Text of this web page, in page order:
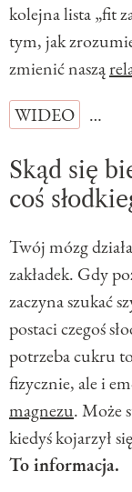
kolejna lista „fit
tym, jak
zmienić naszą
WIDEO
…
Skąd się
coś
Twój mózg
zakładek. Gdy
zaczyna szukać
postaci czegoś
potrzeba cukru
fizycznie, ale i
magnezu. Może
kiedyś kojarzył
To informacja.